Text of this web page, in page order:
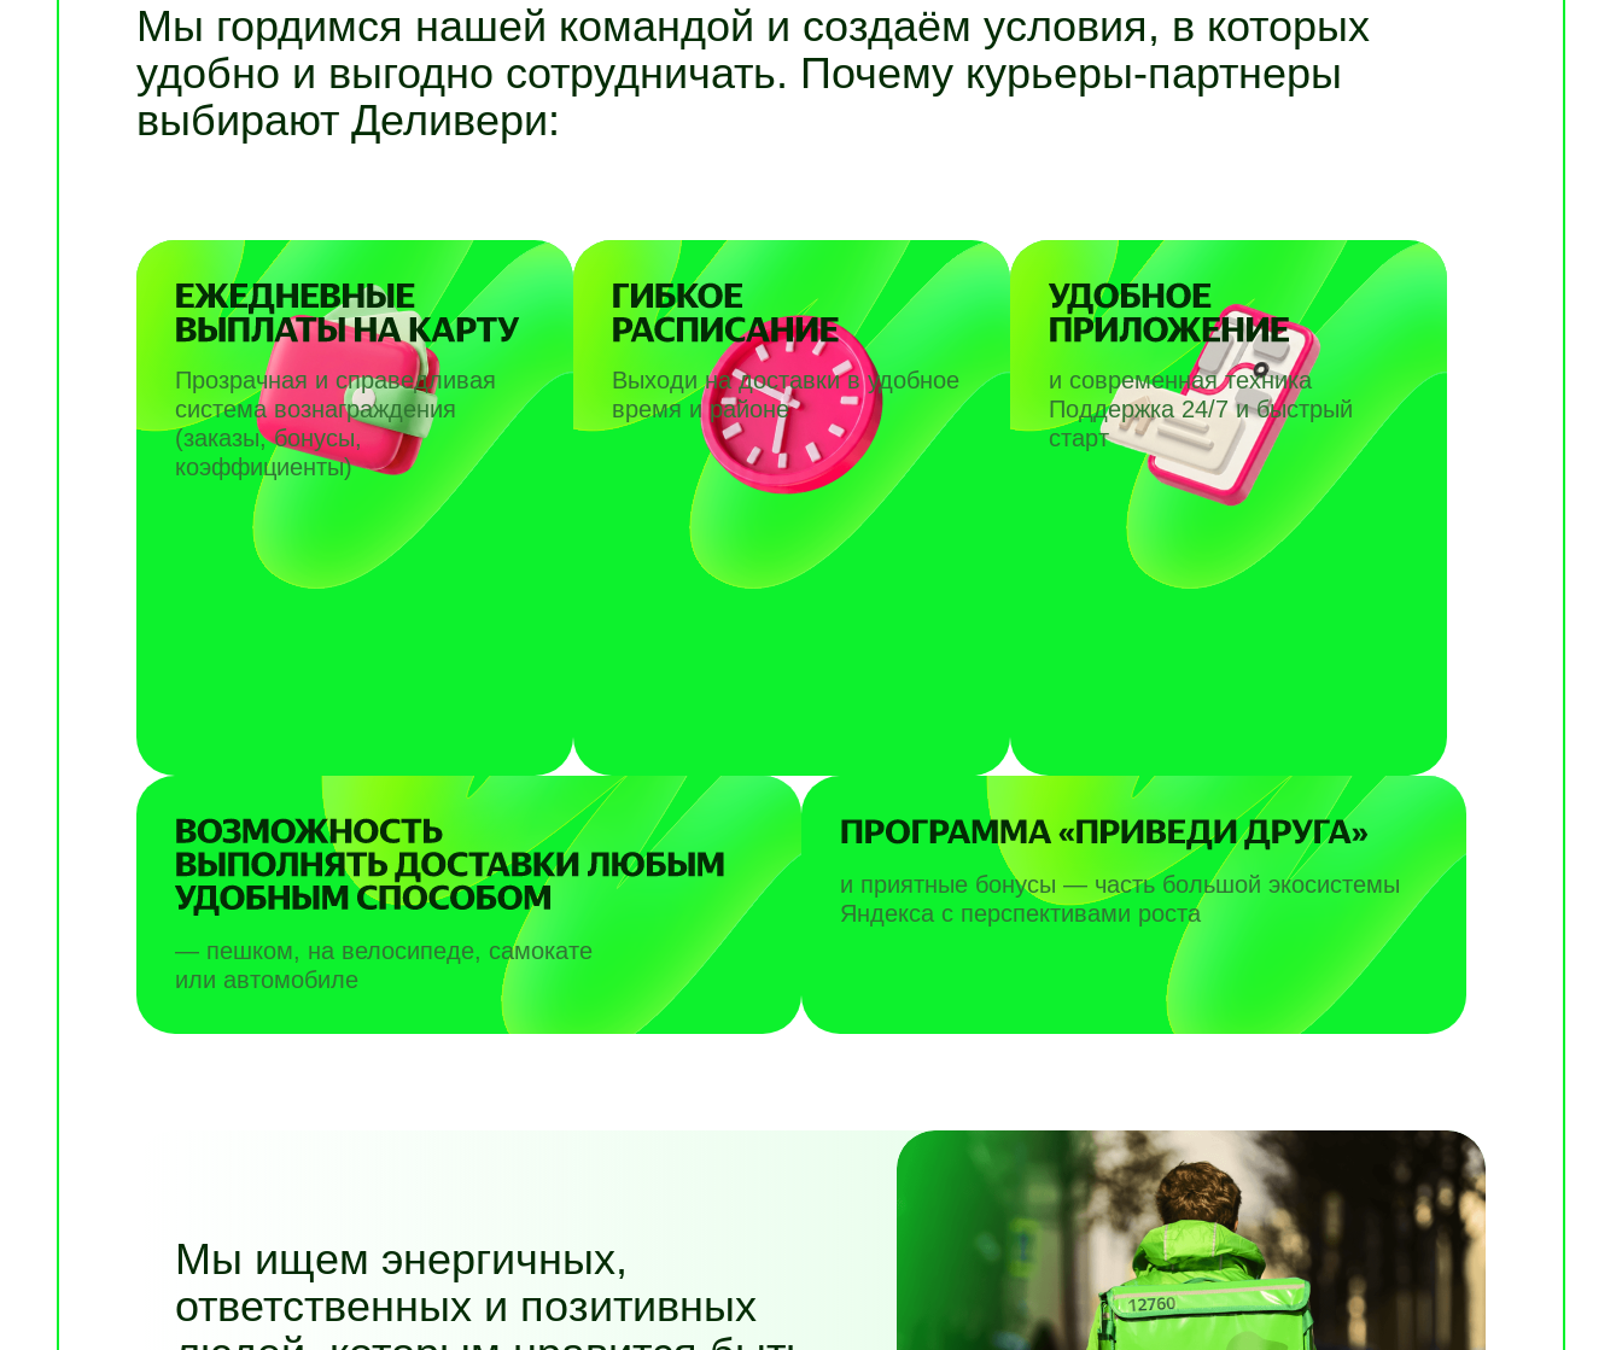
Мы гордимся нашей командой и создаём условия, в которых
удобно и выгодно сотрудничать. Почему курьеры-партнеры
выбирают Деливери:
Прозрачная и справедливая
система вознаграждения
(заказы, бонусы,
коэффициенты)
Выходи на доставки в удобное
время и районе
и современная техника
Поддержка 24/7 и быстрый
старт
— пешком, на велосипеде, самокате
или автомобиле
и приятные бонусы — часть большой экосистемы
Яндекса с перспективами роста
Мы ищем энергичных,
ответственных и позитивных